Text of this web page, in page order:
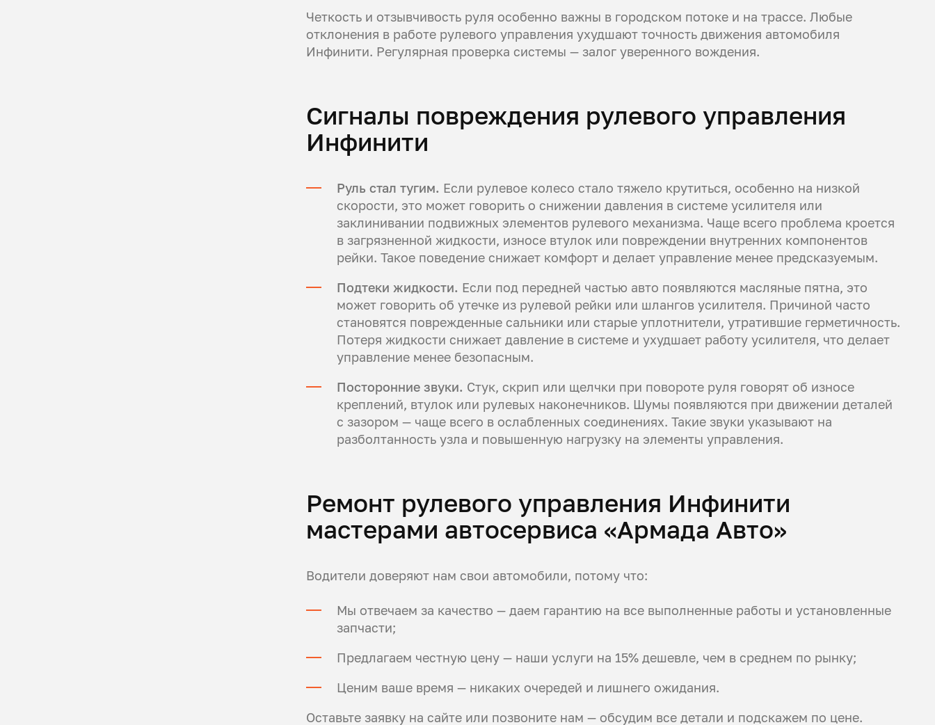
Четкость и отзывчивость руля особенно важны в городском потоке и на трассе. Любые
отклонения в работе рулевого управления ухудшают точность движения автомобиля
Инфинити. Регулярная проверка системы — залог уверенного вождения.
Сигналы повреждения рулевого управления
Инфинити
Руль стал тугим. Если рулевое колесо стало тяжело крутиться, особенно на низкой
скорости, это может говорить о снижении давления в системе усилителя или
заклинивании подвижных элементов рулевого механизма. Чаще всего проблема кроется
в загрязненной жидкости, износе втулок или повреждении внутренних компонентов
рейки. Такое поведение снижает комфорт и делает управление менее предсказуемым.
Подтеки жидкости. Если под передней частью авто появляются масляные пятна, это
может говорить об утечке из рулевой рейки или шлангов усилителя. Причиной часто
становятся поврежденные сальники или старые уплотнители, утратившие герметичность.
Потеря жидкости снижает давление в системе и ухудшает работу усилителя, что делает
управление менее безопасным.
Посторонние звуки. Стук, скрип или щелчки при повороте руля говорят об износе
креплений, втулок или рулевых наконечников. Шумы появляются при движении деталей
с зазором — чаще всего в ослабленных соединениях. Такие звуки указывают на
разболтанность узла и повышенную нагрузку на элементы управления.
Ремонт рулевого управления Инфинити
мастерами автосервиса «Армада Авто»
Водители доверяют нам свои автомобили, потому что:
Мы отвечаем за качество — даем гарантию на все выполненные работы и установленные
запчасти;
Предлагаем честную цену — наши услуги на 15% дешевле, чем в среднем по рынку;
Ценим ваше время — никаких очередей и лишнего ожидания.
Оставьте заявку на сайте или позвоните нам — обсудим все детали и подскажем по цене.